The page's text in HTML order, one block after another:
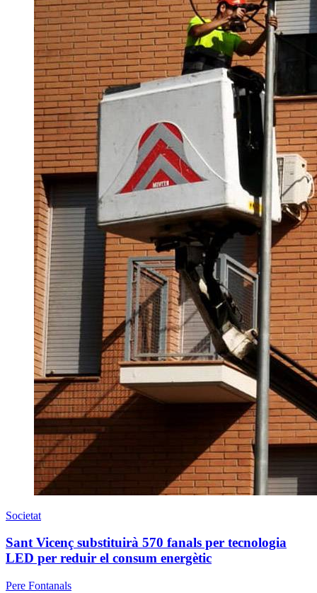
Societat
Sant Vicenç substituirà 570 fanals per tecnologia
LED per reduir el consum energètic
Pere Fontanals